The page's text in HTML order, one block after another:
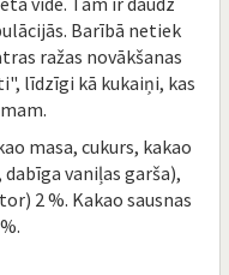
Barībā netiek
ražas novākšanas
līdzīgi kā kukaiņi, kas
masa, cukurs, kakao
vaniļas garša),
2 %. Kakao sausnas